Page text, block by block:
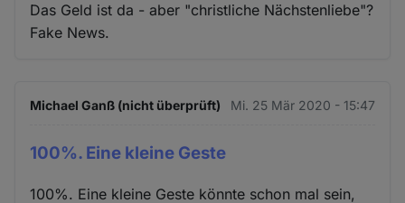
Das Geld ist da - aber "christliche Nächstenliebe"?
Fake News.
Michael Ganß (nicht überprüft) Mi. 25 Mär 2020 - 15:47
100%. Eine kleine Geste
100%. Eine kleine Geste könnte schon mal sein,